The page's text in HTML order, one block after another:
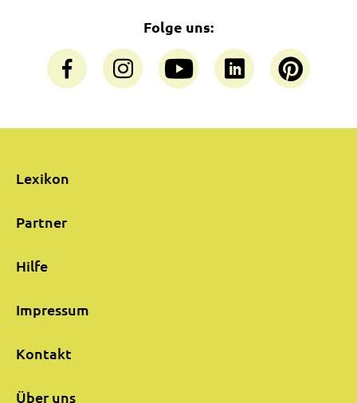
Folge uns:
Lexikon
Partner
Hilfe
Impressum
Kontakt
Über uns